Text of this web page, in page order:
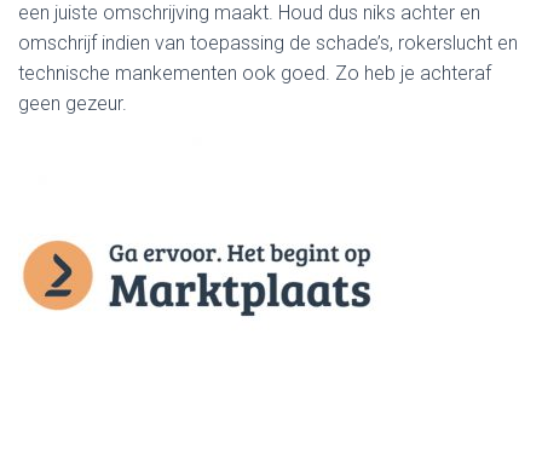
een juiste omschrijving maakt. Houd dus niks achter en
omschrijf indien van toepassing de schade’s, rokerslucht en
technische mankementen ook goed. Zo heb je achteraf
geen gezeur.